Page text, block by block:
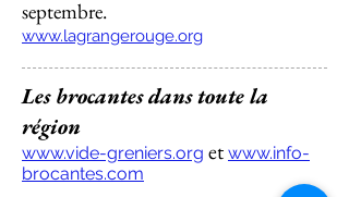
septembre.
www.lagrangerouge.org
Les brocantes dans toute la
région
www.vide-greniers.org et www.info-
brocantes.com